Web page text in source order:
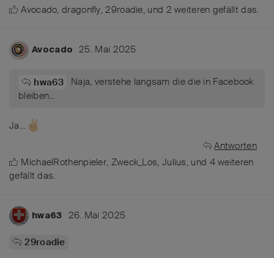
Avocado,dragonfly,29roadie, und 2 weiteren gefällt das.
Avocado 25. Mai 2025
hwa63
Naja, verstehe langsam die die in Facebook
bleiben…
Ja…
Antworten
MichaelRothenpieler, Zweck_Los, Julius, und 4weiteren
gefällt das.
hwa63 26. Mai 2025
29roadie